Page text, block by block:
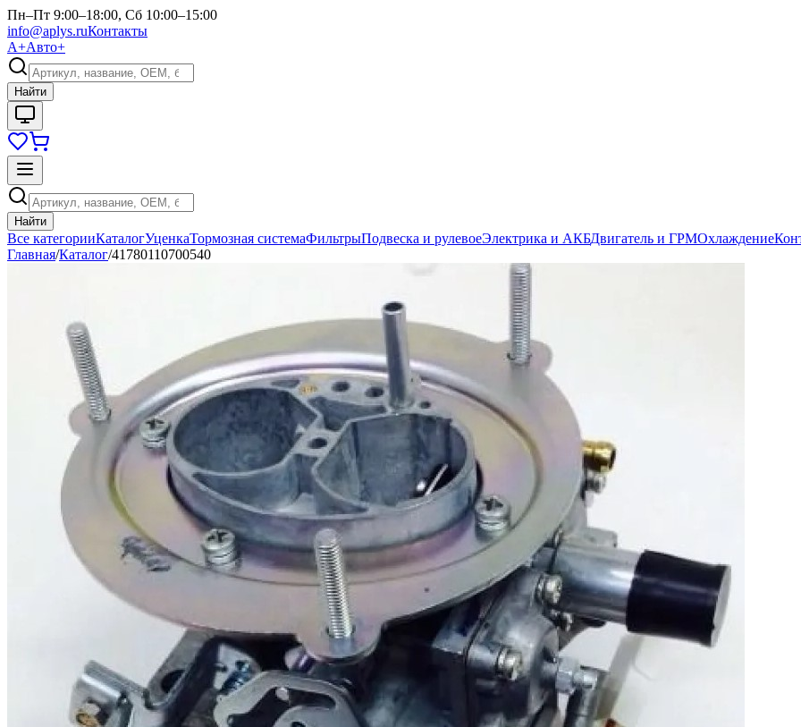
Пн–Пт 9:00–18:00, Сб 10:00–15:00
info@aplys.ruКонтакты
А+Авто+
Найти
Найти
Все категорииКаталогУценкаТормозная системаФильтрыПодвеска и рулевоеЭлектрика и АКБДвигатель и ГРМОхлаждение
Главная/Каталог/41780110700540